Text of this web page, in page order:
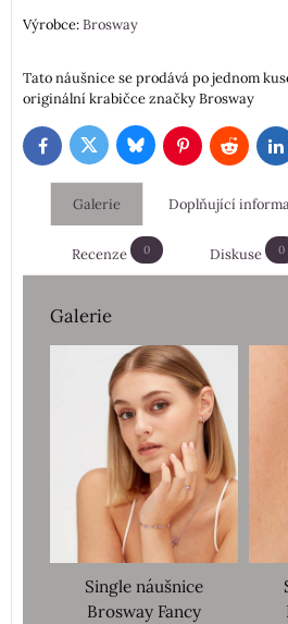
Výrobce:Brosway
Tato náušnice se prodává po jednom
originální krabičce značky Brosway
FacebookTwitterBlueskyPinterestReddit
Galerie Doplňující
Recenze 0 Diskuse 0
Galerie
Single náušnice
Brosway Fancy